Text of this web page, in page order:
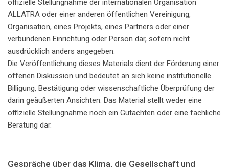
offizielle Stellungnahme der internationalen Organisation
ALLATRA oder einer anderen öffentlichen Vereinigung,
Organisation, eines Projekts, eines Partners oder einer
verbundenen Einrichtung oder Person dar, sofern nicht
ausdrücklich anders angegeben.
Die Veröffentlichung dieses Materials dient der Förderung einer
offenen Diskussion und bedeutet an sich keine institutionelle
Billigung, Bestätigung oder wissenschaftliche Überprüfung der
darin geäußerten Ansichten. Das Material stellt weder eine
offizielle Stellungnahme noch ein Gutachten oder eine fachliche
Beratung dar.
Gespräche über das Klima, die Gesellschaft und